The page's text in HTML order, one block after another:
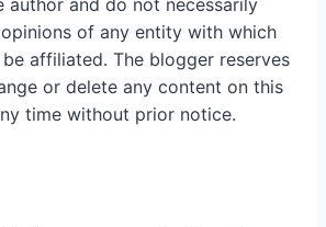
author and do not necessarily
of any entity with which
affiliated. The blogger reserves
or delete any content on this
time without prior notice.